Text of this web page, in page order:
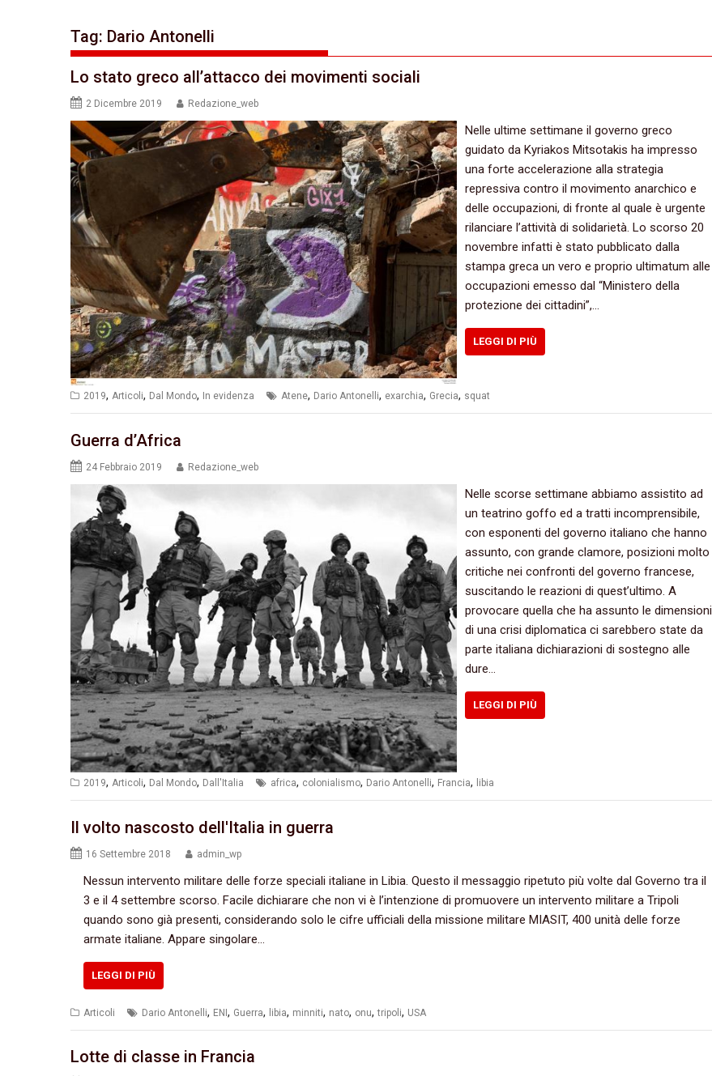
Tag: Dario Antonelli
Lo stato greco all’attacco dei movimenti sociali
2 Dicembre 2019 Redazione_web
Nelle ultime settimane il governo greco
guidato da Kyriakos Mitsotakis ha impresso
una forte accelerazione alla strategia
repressiva contro il movimento anarchico e
delle occupazioni, di fronte al quale è urgente
rilanciare l’attività di solidarietà. Lo scorso 20
novembre infatti è stato pubblicato dalla
stampa greca un vero e proprio ultimatum alle
occupazioni emesso dal “Ministero della
protezione dei cittadini”,…
LEGGI DI PIÙ
2019, Articoli, Dal Mondo, In evidenza Atene, Dario Antonelli, exarchia, Grecia, squat
Guerra d’Africa
24 Febbraio 2019 Redazione_web
Nelle scorse settimane abbiamo assistito ad
un teatrino goffo ed a tratti incomprensibile,
con esponenti del governo italiano che hanno
assunto, con grande clamore, posizioni molto
critiche nei confronti del governo francese,
suscitando le reazioni di quest’ultimo. A
provocare quella che ha assunto le dimensioni
di una crisi diplomatica ci sarebbero state da
parte italiana dichiarazioni di sostegno alle
dure…
LEGGI DI PIÙ
2019, Articoli, Dal Mondo, Dall'Italia africa, colonialismo, Dario Antonelli, Francia, libia
Il volto nascosto dell'Italia in guerra
16 Settembre 2018 admin_wp
Nessun intervento militare delle forze speciali italiane in Libia. Questo il messaggio ripetuto più volte dal Governo tra il
3 e il 4 settembre scorso. Facile dichiarare che non vi è l’intenzione di promuovere un intervento militare a Tripoli
quando sono già presenti, considerando solo le cifre ufficiali della missione militare MIASIT, 400 unità delle forze
armate italiane. Appare singolare…
LEGGI DI PIÙ
Articoli Dario Antonelli, ENI, Guerra, libia, minniti, nato, onu,tripoli, USA
Lotte di classe in Francia